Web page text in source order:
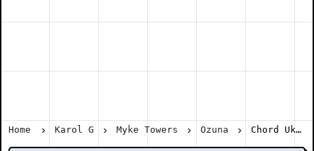
Home Karol G Myke Towers Ozuna Chord Ukulele Caramelo Remix - Ozuna feat Karol G, Myke Towers